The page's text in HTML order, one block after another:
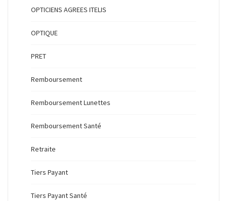
OPTICIENS AGREES ITELIS
OPTIQUE
PRET
Remboursement
Remboursement Lunettes
Remboursement Santé
Retraite
Tiers Payant
Tiers Payant Santé